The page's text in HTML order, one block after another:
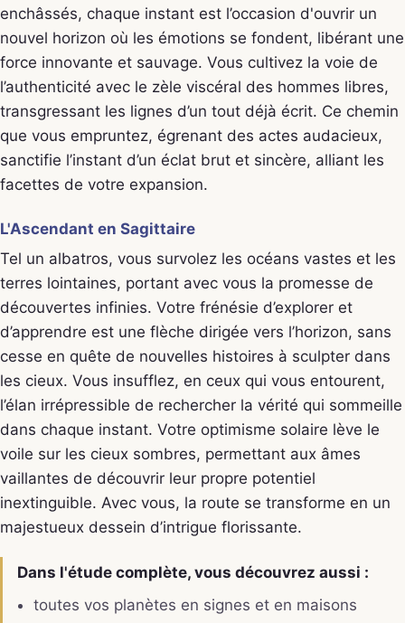
enchâssés, chaque instant est l’occasion d'ouvrir un
nouvel horizon où les émotions se fondent, libérant une
force innovante et sauvage. Vous cultivez la voie de
l’authenticité avec le zèle viscéral des hommes libres,
transgressant les lignes d’un tout déjà écrit. Ce chemin
que vous empruntez, égrenant des actes audacieux,
sanctifie l’instant d’un éclat brut et sincère, alliant les
facettes de votre expansion.
L'Ascendant en Sagittaire
Tel un albatros, vous survolez les océans vastes et les
terres lointaines, portant avec vous la promesse de
découvertes infinies. Votre frénésie d’explorer et
d’apprendre est une flèche dirigée vers l’horizon, sans
cesse en quête de nouvelles histoires à sculpter dans
les cieux. Vous insufflez, en ceux qui vous entourent,
l’élan irrépressible de rechercher la vérité qui sommeille
dans chaque instant. Votre optimisme solaire lève le
voile sur les cieux sombres, permettant aux âmes
vaillantes de découvrir leur propre potentiel
inextinguible. Avec vous, la route se transforme en un
majestueux dessein d’intrigue florissante.
Dans l'étude complète, vous découvrez aussi :
toutes vos planètes en signes et en maisons